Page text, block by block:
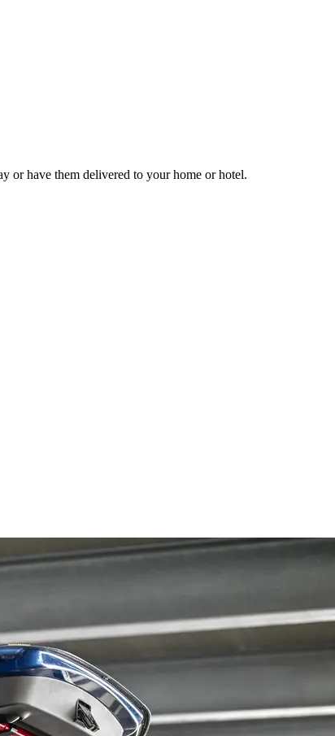
or have them delivered to your home or hotel.